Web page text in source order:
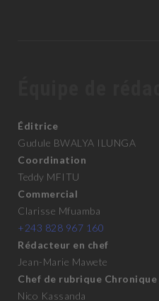
Éditrice
Gudule BWALYA ILUNGA
Coordination
Teddy MFITU
Commercial
Clarisse Mfuamba
+243 828 967 160
Rédacteur en chef
Jean-Marie Mawete
Chef de rubrique
Nico Kassanda